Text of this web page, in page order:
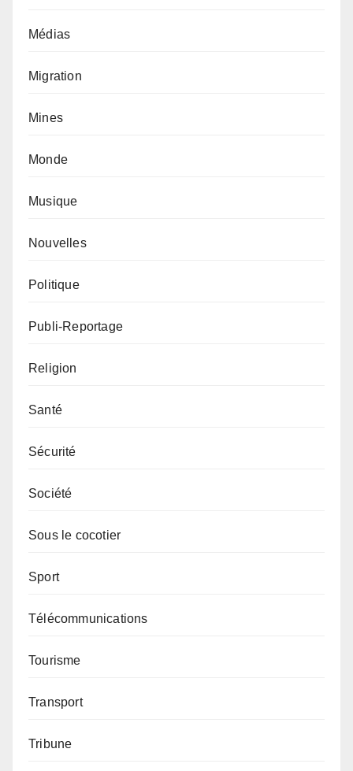
Médias
Migration
Mines
Monde
Musique
Nouvelles
Politique
Publi-Reportage
Religion
Santé
Sécurité
Société
Sous le cocotier
Sport
Télécommunications
Tourisme
Transport
Tribune